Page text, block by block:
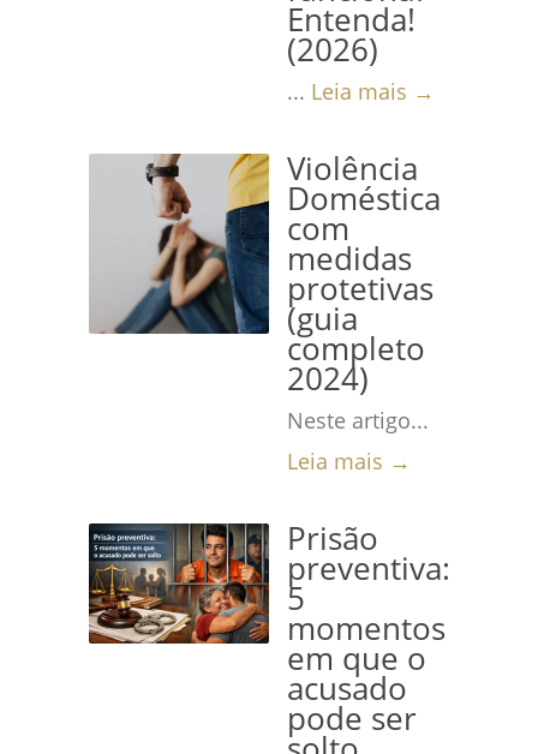
Entenda!
(2026)
... Leia mais →
Violência
Doméstica
com
medidas
protetivas
(guia
completo
2024)
Neste artigo...
Leia mais →
Prisão
preventiva:
5
momentos
em que o
acusado
pode ser